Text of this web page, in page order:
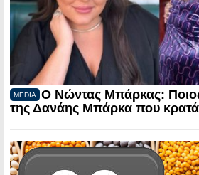
MEDIA
Ο Νώντας Μπάρκας:
της Δανάης Μπάρκα που